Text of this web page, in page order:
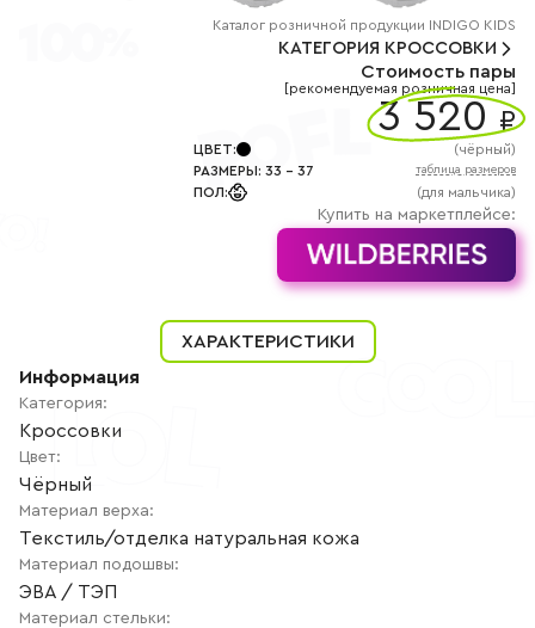
АВТОРИЗАЦИЯ
РЕГИСТРАЦИЯ
Каталог розничной продукции INDIGO KIDS
КАТЕГОРИЯ КРОССОВКИ
Стоимость пары
[рекомендуемая розничная цена]
3 520 ₽
ЦВЕТ: (чёрный)
РАЗМЕРЫ: 33 - 37 таблица размеров
ПОЛ: (для мальчика)
Купить на маркетплейсе:
ХАРАКТЕРИСТИКИ
Информация
Категория:
Кроссовки
Цвет:
Чёрный
Материал верха:
Текстиль/отделка натуральная кожа
Материал подошвы:
ЭВА / ТЭП
Материал стельки: